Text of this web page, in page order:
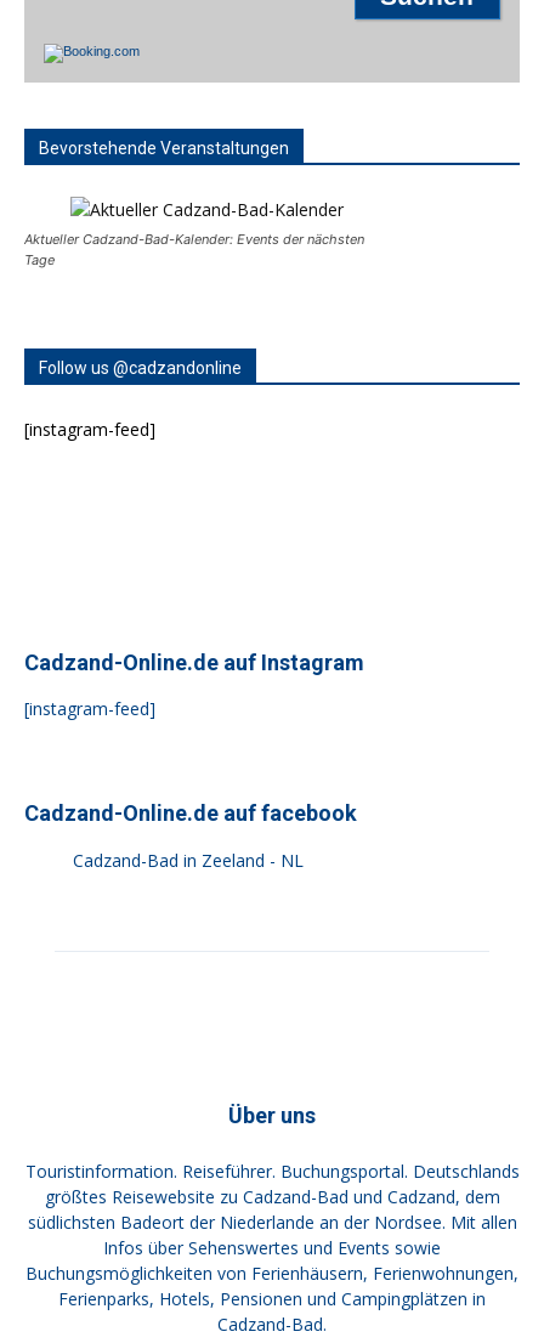
Bevorstehende Veranstaltungen
Aktueller Cadzand-Bad-Kalender: Events der nächsten
Tage
Follow us @cadzandonline
[instagram-feed]
Cadzand-Online.de auf Instagram
[instagram-feed]
Cadzand-Online.de auf facebook
Cadzand-Bad in Zeeland - NL
Über uns
Touristinformation. Reiseführer. Buchungsportal. Deutschlands
größtes Reisewebsite zu Cadzand-Bad und Cadzand, dem
südlichsten Badeort der Niederlande an der Nordsee. Mit allen
Infos über Sehenswertes und Events sowie
Buchungsmöglichkeiten von Ferienhäusern, Ferienwohnungen,
Ferienparks, Hotels, Pensionen und Campingplätzen in
Cadzand-Bad.